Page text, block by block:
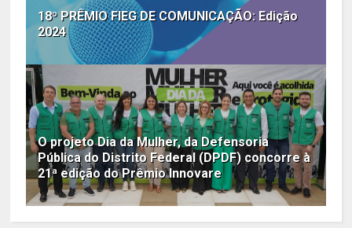
18º PRÊMIO FIEG DE COMUNICAÇÃO: Edição
2024
O projeto Dia da Mulher, da Defensoria
Pública do Distrito Federal (DPDF) concorre à
21ª edição do Prêmio Innovare